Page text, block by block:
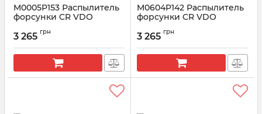
M0005P153 Распылитель
форсунки CR VDO
A2C59514910
Артикул: A2C59514910
3 265 грн
M0604P142 Распылитель
форсунки CR VDO
A2C59513998
Артикул: A2C59513998
3 265 грн